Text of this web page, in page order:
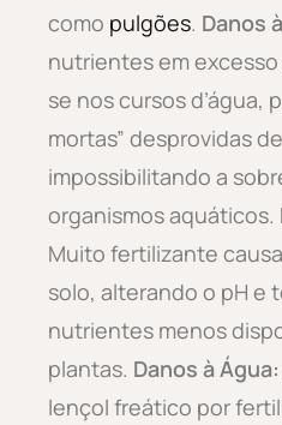
como pulgões. Danos
nutrientes em
se nos cursos d’água,
mortas” desprovidas
impossibilitando a
organismos aquáticos.
Muito fertilizante
solo, alterando o pH e
nutrientes menos
plantas. Danos à Água:
lençol freático por